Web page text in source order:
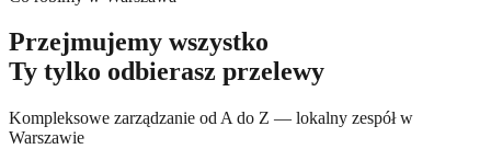
Przejmujemy wszystko
Ty tylko odbierasz przelewy
Kompleksowe zarządzanie od A do Z — lokalny zespół w
Warszawie